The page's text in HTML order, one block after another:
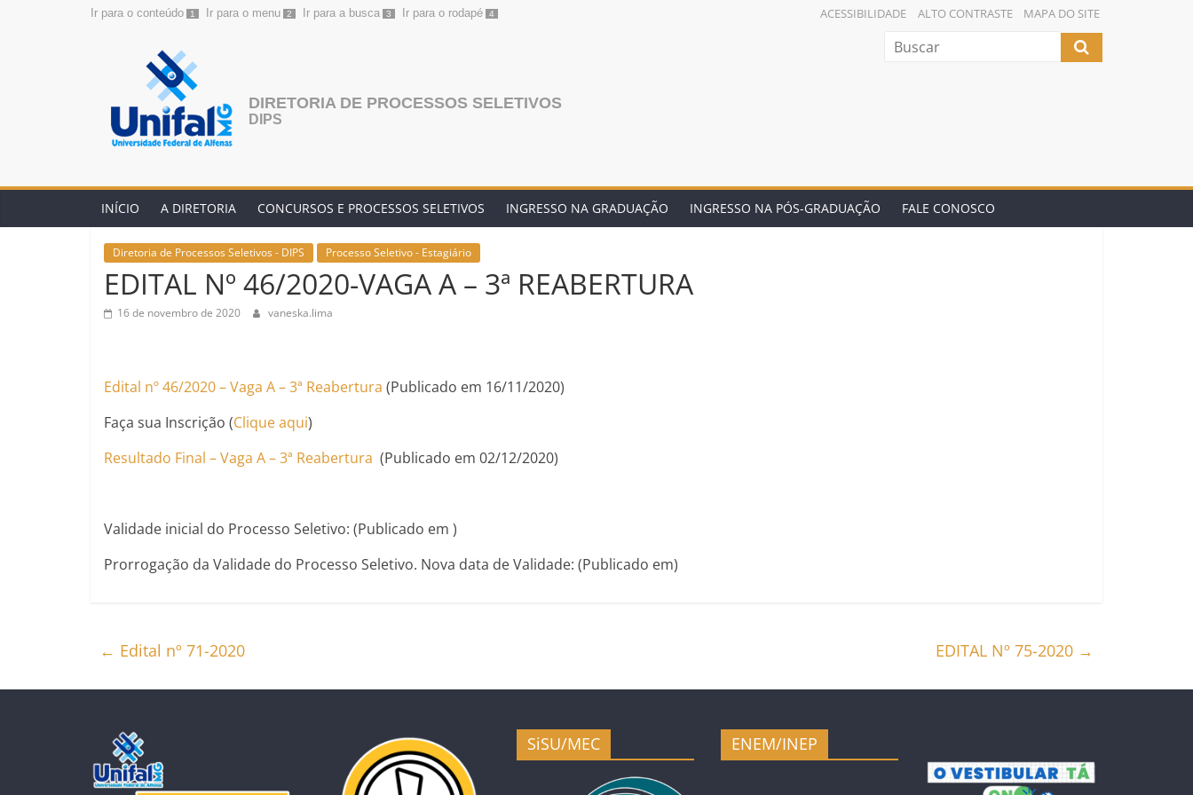
Ir para o conteúdo 1 Ir para o menu 2 Ir para a busca 3 Ir para o rodapé 4 ACESSIBILIDADE ALTO CONTRASTE MAPA DO SITE
DIRETORIA DE PROCESSOS SELETIVOS
DIPS
INÍCIO A DIRETORIA CONCURSOS E PROCESSOS SELETIVOS INGRESSO NA GRADUAÇÃO INGRESSO NA PÓS-GRADUAÇÃO FALE CONOSCO
Diretoria de Processos Seletivos - DIPS Processo Seletivo - Estagiário
EDITAL Nº 46/2020-VAGA A – 3ª REABERTURA
16 de novembro de 2020 vaneska.lima
Edital nº 46/2020 – Vaga A – 3ª Reabertura (Publicado em 16/11/2020)
Faça sua Inscrição (Clique aqui)
Resultado Final – Vaga A – 3ª Reabertura (Publicado em 02/12/2020)
Validade inicial do Processo Seletivo: (Publicado em )
Prorrogação da Validade do Processo Seletivo. Nova data de Validade: (Publicado em)
← Edital nº 71-2020 EDITAL Nº 75-2020 →
SiSU/MEC ENEM/INEP